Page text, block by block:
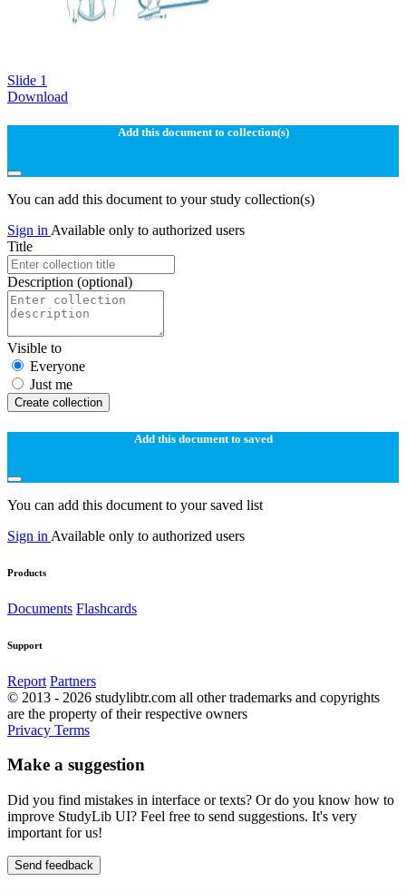
Slide 1
Download
Add this document to collection(s)
You can add this document to your study collection(s)
Sign in Available only to authorized users
Title
Description (optional)
Visible to
Everyone
Just me
Create collection
Add this document to saved
You can add this document to your saved list
Sign in Available only to authorized users
Products
Documents Flashcards
Support
Report Partners
© 2013 - 2026 studylibtr.com all other trademarks and copyrights
are the property of their respective owners
Privacy Terms
Make a suggestion
Did you find mistakes in interface or texts? Or do you know how to
improve StudyLib UI? Feel free to send suggestions. It's very
important for us!
Send feedback